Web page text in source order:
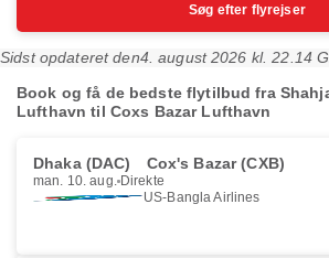
Søg efter flyrejser
Sidst opdateret den4. august 2026 kl. 22.14
Book og få de bedste flytilbud fra
Lufthavn til Coxs Bazar Lufthavn
Dhaka (DAC) Cox's Bazar (CXB)
man. 10. aug. Direkte
US-Bangla Airlines